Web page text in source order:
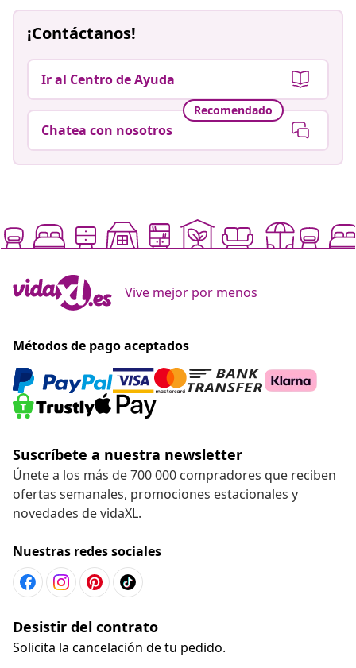
¡Contáctanos!
Ir al Centro de Ayuda
Recomendado
Chatea con nosotros
Vive mejor por menos
Métodos de pago aceptados
Suscríbete a nuestra newsletter
Únete a los más de 700 000 compradores que reciben
ofertas semanales, promociones estacionales y
novedades de vidaXL.
Nuestras redes sociales
Desistir del contrato
Solicita la cancelación de tu pedido.